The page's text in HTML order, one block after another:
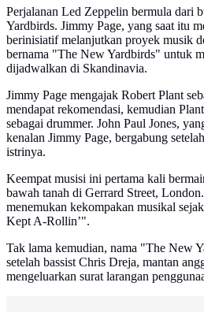
Perjalanan Led Zeppelin bermula dari
Yardbirds. Jimmy Page, yang saat itu
berinisiatif melanjutkan proyek musik
bernama "The New Yardbirds" untuk
dijadwalkan di Skandinavia.
Jimmy Page mengajak Robert Plant
mendapat rekomendasi, kemudian
sebagai drummer. John Paul Jones,
kenalan Jimmy Page, bergabung
istrinya.
Keempat musisi ini pertama kali
bawah tanah di Gerrard Street,
menemukan kekompakan musikal
Kept A-Rollin’".
Tak lama kemudian, nama "The New
setelah bassist Chris Dreja, mantan
mengeluarkan surat larangan